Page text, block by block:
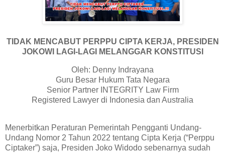
TIDAK MENCABUT PERPPU CIPTA KERJA, PRESIDEN
JOKOWI LAGI-LAGI MELANGGAR KONSTITUSI
Oleh: Denny Indrayana
Guru Besar Hukum Tata Negara
Senior Partner INTEGRITY Law Firm
Registered Lawyer di Indonesia dan Australia
Menerbitkan Peraturan Pemerintah Pengganti Undang-
Undang Nomor 2 Tahun 2022 tentang Cipta Kerja (“Perppu
Ciptaker”) saja, Presiden Joko Widodo sebenarnya sudah